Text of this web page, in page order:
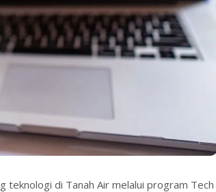
teknologi di Tanah Air melalui program Tech